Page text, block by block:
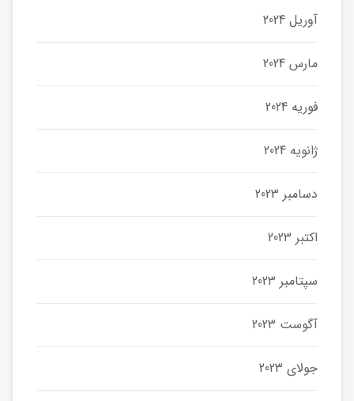
آوریل 2024
مارس 2024
فوریه 2024
ژانویه 2024
دسامبر 2023
اکتبر 2023
سپتامبر 2023
آگوست 2023
جولای 2023